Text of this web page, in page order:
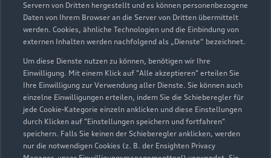
Servern von Dritten hergestellt und es können personenbezogene
Daten von Ihrem Browser an die Server von Dritten übermittelt
werden. Cookies, ähnliche Technologien und die Einbindung von
externen Inhalten werden nachfolgend als „Dienste“ bezeichnet.
Um diese Dienste nutzen zu können, benötigen wir Ihre
Einwilligung. Mit einem Klick auf "Alle akzeptieren" erteilen Sie
Ihre Einwilligung zur Verwendung aller Dienste. Sie können auch
einzelne Einwilligungen erteilen, indem Sie die Schieberegler für
jede Cookie-Kategorie einzeln anklicken und diese Einstellungen
durch Klicken auf "Einstellungen speichern und fortfahren"
speichern. Falls Sie keinen der Schieberegler anklicken, werden
nur die notwendigen Cookies (z. B. der Ensighten Privacy
Autoverkauf Servicepartner e-tron